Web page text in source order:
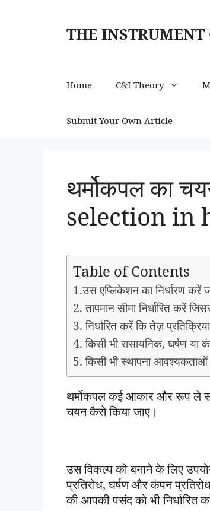
THE INSTRUMENT
Home C&I Theory
Submit Your Own Article
थर्मोकपल का
selection in
Table of Contents
1.उस एप्लिकेशन का निर्धारण
2. तापमान सीमा निर्धारित करें
3. निर्धारित करें कि तेज़
4. किसी भी रासायनिक, घर्षण या
5. किसी भी स्थापना आवश्यकताओं
थर्मोकपल कई आकार और रूप ले
चयन कैसे किया जाए।
उस विकल्प को बनाने के लिए
प्रतिरोध, घर्षण और कंपन
की आपकी पसंद को भी निर्धारित